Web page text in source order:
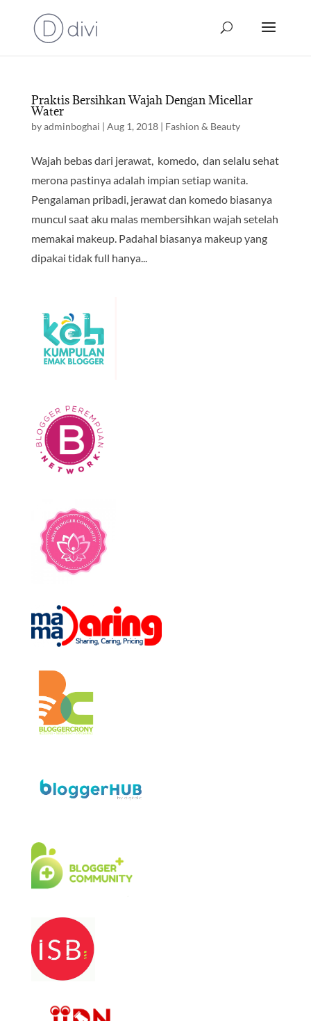
Praktis Bersihkan Wajah Dengan Micellar
Water
byadminboghai | Aug 1, 2018| Fashion & Beauty
Wajah bebas dari jerawat, komedo, dan selalu sehat
merona pastinya adalah impian setiap wanita.
Pengalaman pribadi, jerawat dan komedo biasanya
muncul saat aku malas membersihkan wajah setelah
memakai makeup. Padahal biasanya makeup yang
dipakai tidak full hanya...